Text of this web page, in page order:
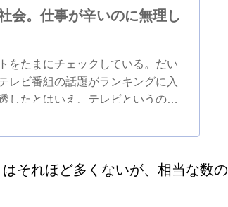
会。仕事が辛いのに無理し
をたまにチェックしている。だい
レビ番組の話題がランキングに入
したとはいえ、テレビというのは
それほど多くないが、相当な数の